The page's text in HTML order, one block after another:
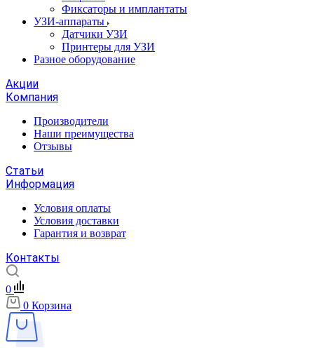
Фиксаторы и имплантаты
УЗИ-аппараты
Датчики УЗИ
Принтеры для УЗИ
Разное оборудование
Акции
Компания
Производители
Наши преимущества
Отзывы
Статьи
Информация
Условия оплаты
Условия доставки
Гарантия и возврат
Контакты
0
0 Корзина